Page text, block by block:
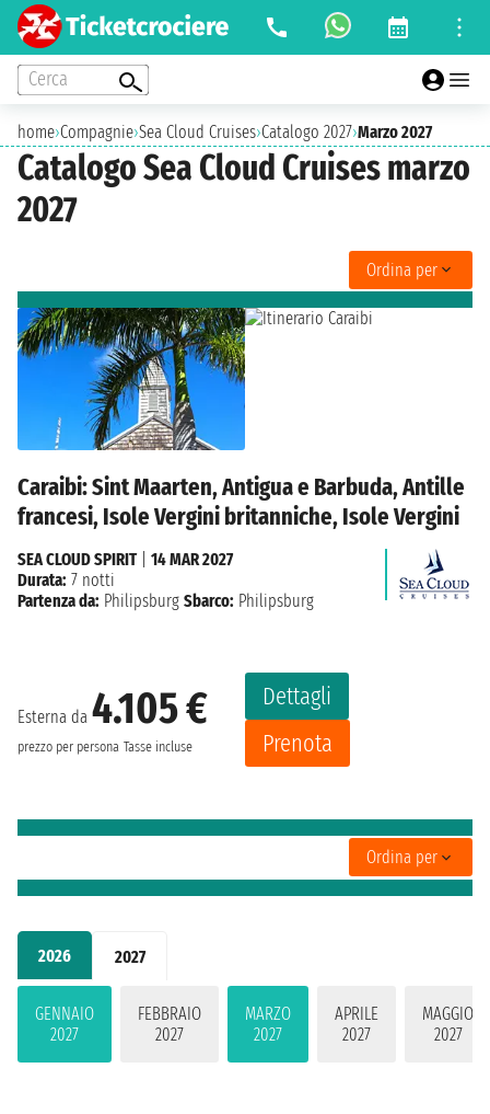
Cerca
home›Compagnie›Sea Cloud Cruises›Catalogo 2027›Marzo 2027
Catalogo Sea Cloud Cruises marzo
2027
2026 2027
GENNAIO
2027
FEBBRAIO
2027
MARZO
2027
APRILE
2027
MAGGIO
2027
Ordina per
Caraibi: Sint Maarten, Antigua e Barbuda, Antille
francesi, Isole Vergini britanniche, Isole Vergini
Esterna da 4.105 €
prezzo per persona Tasse incluse
Dettagli
Prenota
SEA CLOUD SPIRIT| 14 MAR 2027
Durata: 7 notti
Partenza da: Philipsburg Sbarco: Philipsburg
Ordina per